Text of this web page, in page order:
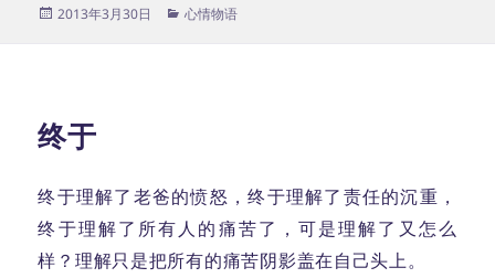
发
2013年3月30日
分
心情物语
终于
终于理解了老爸的愤怒，终于理解了责任的沉重，
终于理解了所有人的痛苦了，可是理解了又怎么
样？理解只是把所有的痛苦阴影盖在自己头上。